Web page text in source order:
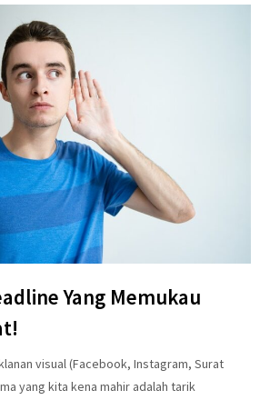
Yang Memukau
visual (Facebook, Instagram, Surat
yang kita kena mahir adalah tarik